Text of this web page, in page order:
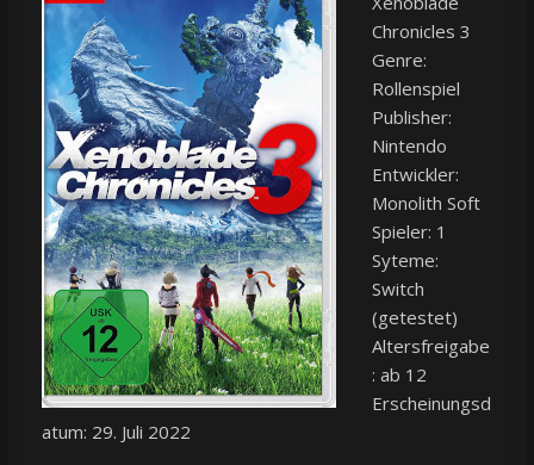
Chronicles 3
Genre:
Rollenspiel
Publisher:
Nintendo
Entwickler:
Monolith Soft
Spieler: 1
Syteme:
Switch
(getestet)
Altersfreigabe
: ab 12
Erscheinungsd
atum: 29. Juli 2022